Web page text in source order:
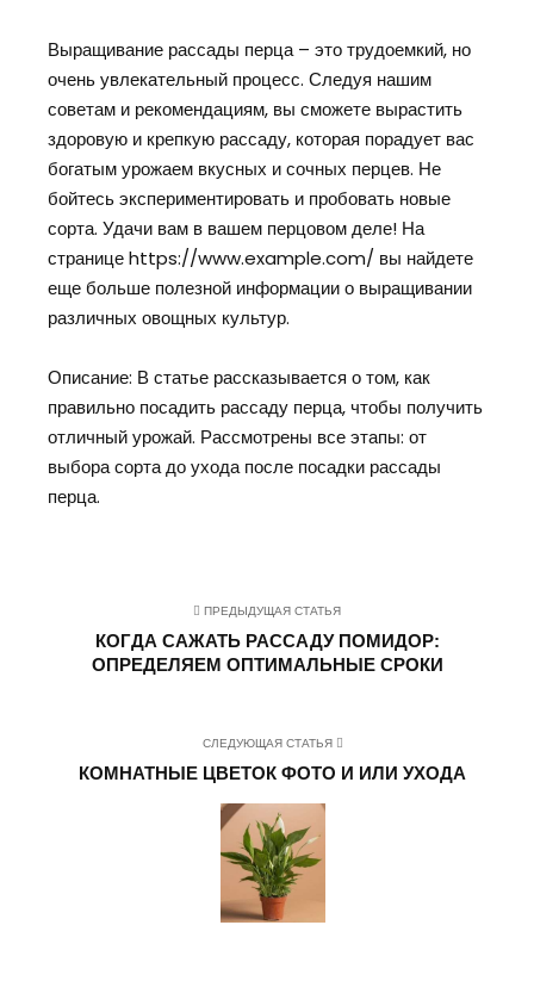
Выращивание рассады перца – это трудоемкий, но
очень увлекательный процесс. Следуя нашим
советам и рекомендациям, вы сможете вырастить
здоровую и крепкую рассаду, которая порадует вас
богатым урожаем вкусных и сочных перцев. Не
бойтесь экспериментировать и пробовать новые
сорта. Удачи вам в вашем перцовом деле! На
странице https://www.example.com/ вы найдете
еще больше полезной информации о выращивании
различных овощных культур.
Описание: В статье рассказывается о том, как
правильно посадить рассаду перца, чтобы получить
отличный урожай. Рассмотрены все этапы: от
выбора сорта до ухода после посадки рассады
перца.
ПРЕДЫДУЩАЯ СТАТЬЯ
КОГДА САЖАТЬ РАССАДУ ПОМИДОР:
ОПРЕДЕЛЯЕМ ОПТИМАЛЬНЫЕ СРОКИ
СЛЕДУЮЩАЯ СТАТЬЯ
КОМНАТНЫЕ ЦВЕТОК ФОТО И ИЛИ УХОДА